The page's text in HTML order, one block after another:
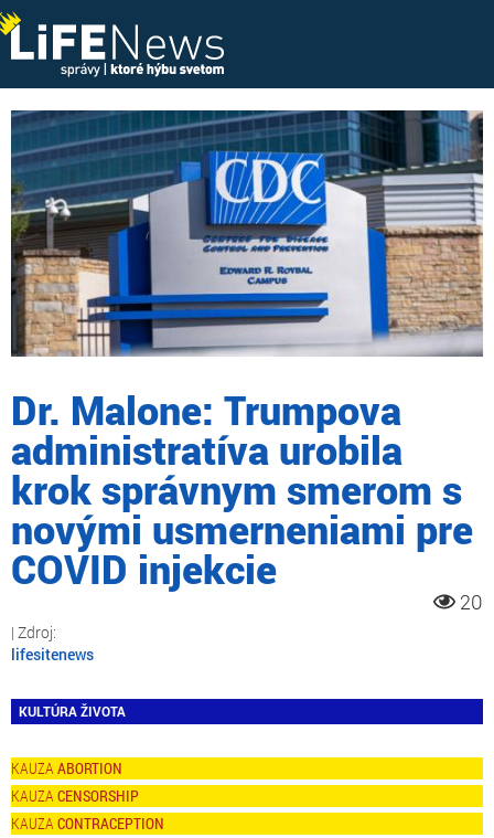
Dr. Malone: Trumpova
administratíva urobila
krok správnym smerom s
novými usmerneniami pre
COVID injekcie
20
lifesitenews
KULTÚRA ŽIVOTA
ABORTION
CENSORSHIP
CONTRACEPTION